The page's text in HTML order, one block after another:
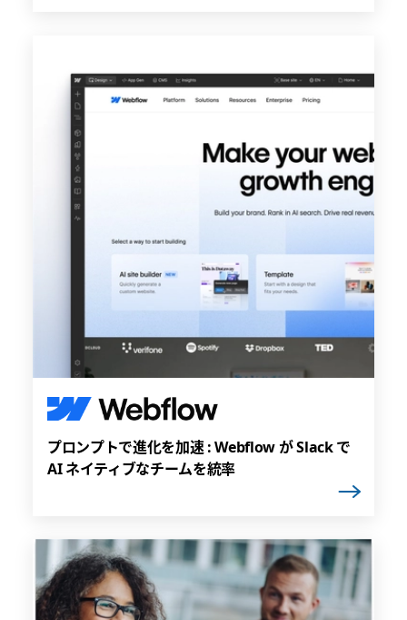
プロンプトで進化を加速 : Webflow が Slack で
AI ネイティブなチームを統率